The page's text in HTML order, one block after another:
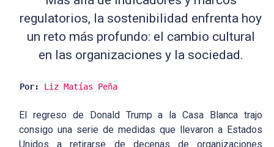
regulatorios, la sostenibilidad enfrenta hoy
un reto más profundo: el cambio cultural
en las organizaciones y la sociedad.
Por: Liz Matías Peña
El regreso de Donald Trump a la Casa Blanca trajo
consigo una serie de medidas que llevaron a Estados
Unidos a retirarse de decenas de organizaciones